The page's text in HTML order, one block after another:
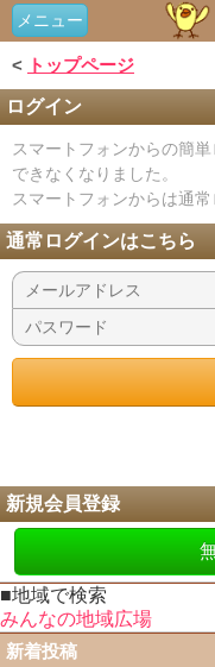
メニュー
< トップページ
ログイン
スマートフォンからの簡
できなくなりました。
スマートフォンからは通
通常ログインはこちら
新規会員登録
■地域で検索
みんなの地域広場
新着投稿